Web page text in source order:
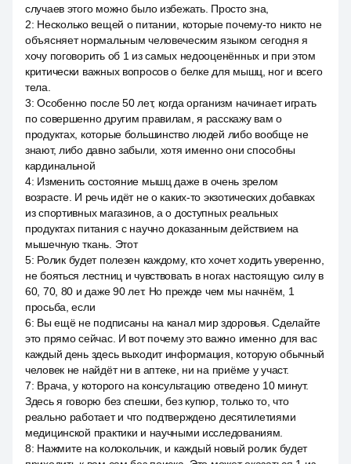
случаев этого можно было избежать. Просто зна,
2: Несколько вещей о питании, которые почему-то никто не
объясняет нормальным человеческим языком сегодня я
хочу поговорить об 1 из самых недооценённых и при этом
критически важных вопросов о белке для мышц, ног и всего
тела.
3:Особенно после 50 лет, когда организм начинает играть
по совершенно другим правилам, я расскажу вам о
продуктах, которые большинство людей либо вообще не
знают, либо давно забыли, хотя именно они способны
кардинальной
4: Изменить состояние мышц даже в очень зрелом
возрасте. И речь идёт не о каких-то экзотических добавках
из спортивных магазинов, а о доступных реальных
продуктах питания с научно доказанным действием на
мышечную ткань. Этот
5: Ролик будет полезен каждому, кто хочет ходить уверенно,
не бояться лестниц и чувствовать в ногах настоящую силу в
60, 70, 80 и даже 90 лет. Но прежде чем мы начнём, 1
просьба, если
6: Вы ещё не подписаны на канал мир здоровья. Сделайте
это прямо сейчас. И вот почему это важно именно для вас
каждый день здесь выходит информация, которую обычный
человек не найдёт ни в аптеке, ни на приёме у участ.
7: Врача, у которого на консультацию отведено 10 минут.
Здесь я говорю без спешки, без купюр, только то, что
реально работает и что подтверждено десятилетиями
медицинской практики и научными исследованиям.
8: Нажмите на колокольчик, и каждый новый ролик будет